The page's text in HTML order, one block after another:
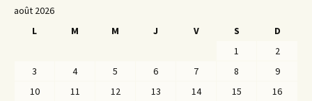
août 2026
L
M M J V S
D
1
2
3
4 5 6 7 8
9
10
11 12 13 14 15
16